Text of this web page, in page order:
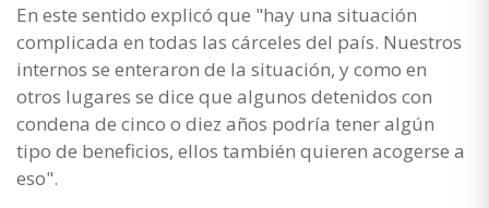
En este sentido explicó que "hay una situación
complicada en todas las cárceles del país. Nuestros
internos se enteraron de la situación, y como en
otros lugares se dice que algunos detenidos con
condena de cinco o diez años podría tener algún
tipo de beneficios, ellos también quieren acogerse a
eso".